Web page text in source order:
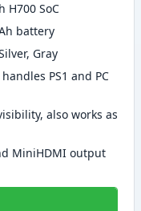
H700 SoC
battery
Gray
PS1 and PC
also works as
MiniHDMI output